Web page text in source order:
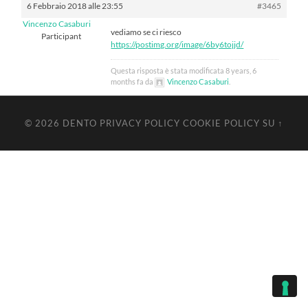
6 Febbraio 2018 alle 23:55
#3465
Vincenzo Casaburi
Participant
vediamo se ci riesco
https://postimg.org/image/6by6tojjd/
Questa risposta è stata modificata 8 years, 6
months fa da
Vincenzo Casaburi
© 2026 DENTO PRIVACY POLICY COOKIE POLICY SU ↑